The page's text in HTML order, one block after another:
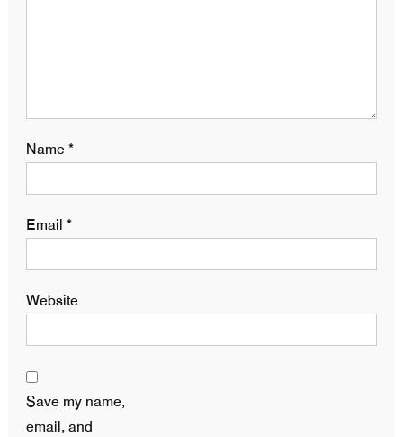
Name*
Email *
Website
Save my name,
email, and